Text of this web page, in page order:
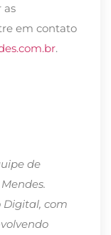
as
em contato
.
de
Digital, com